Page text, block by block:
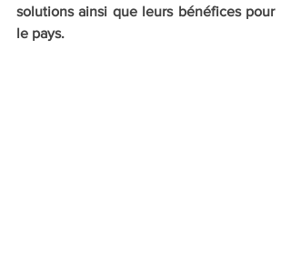
solutions ainsi que leurs bénéfices pour
le pays.